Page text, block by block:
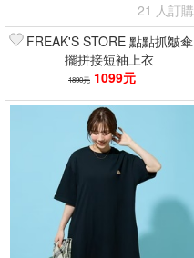
21 人訂購
FREAK'S STORE 點點抓皺傘
擺拼接短袖上衣
1890元 1099元